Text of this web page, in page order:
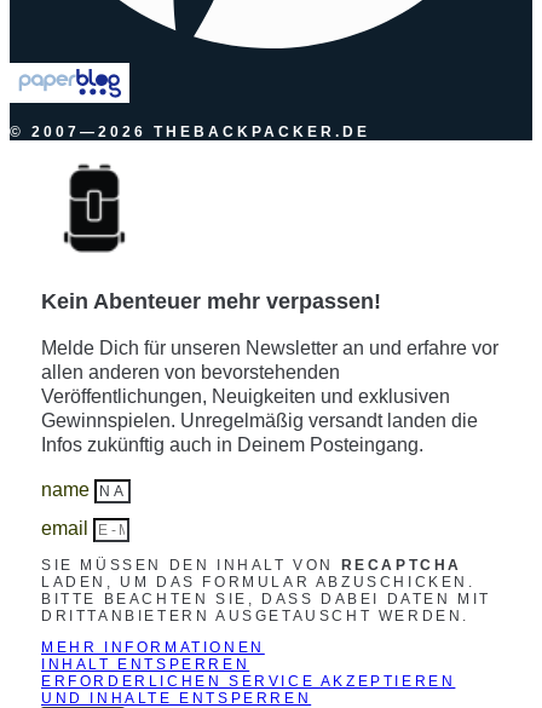
© 2007—2026 THEBACKPACKER.DE
Kein Abenteuer mehr verpassen!
Melde Dich für unseren Newsletter an und erfahre vor
allen anderen von bevorstehenden
Veröffentlichungen, Neuigkeiten und exklusiven
Gewinnspielen. Unregelmäßig versandt landen die
Infos zukünftig auch in Deinem Posteingang.
name
email
SIE MÜSSEN DEN INHALT VON RECAPTCHA
LADEN, UM DAS FORMULAR ABZUSCHICKEN.
BITTE BEACHTEN SIE, DASS DABEI DATEN MIT
DRITTANBIETERN AUSGETAUSCHT WERDEN.
MEHR INFORMATIONEN
INHALT ENTSPERREN
ERFORDERLICHEN SERVICE AKZEPTIEREN
UND INHALTE ENTSPERREN